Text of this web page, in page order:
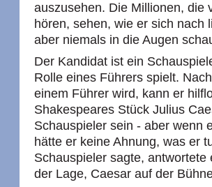
auszusehen. Die Millionen, die
hören, sehen, wie er sich nach
aber niemals in die Augen
Der Kandidat ist ein
Rolle eines Führers spielt.
einem Führer wird, kann er
Shakespeares Stück Julius
Schauspieler sein - aber wenn
hätte er keine Ahnung, was er
Schauspieler sagte,
der Lage, Caesar auf der